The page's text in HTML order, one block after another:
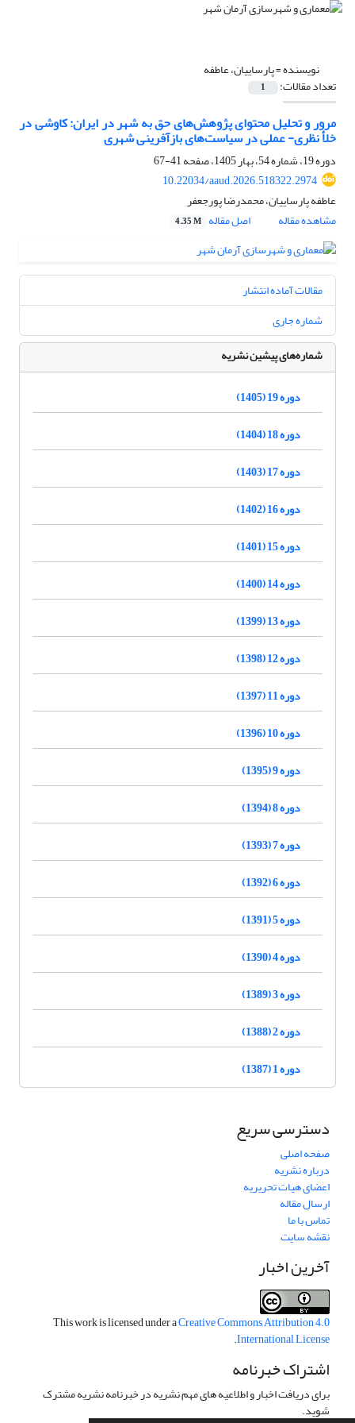
نویسنده =پارساییان، عاطفه
تعداد مقالات: 1
مرور و تحلیل محتوای پژوهش‌های حق به شهر در ایران: کاوشی در
خلأ نظری- عملی در سیاست‌های بازآفرینی شهری
دوره 19، شماره 54، بهار 1405، صفحه
41-67
10.22034/aaud.2026.518322.2974
عاطفه پارساییان، محمدرضا پورجعفر
مشاهده مقاله
اصل مقاله 4.35 M
مقالات آماده انتشار
شماره جاری
شماره‌های پیشین نشریه
دوره 19 (1405)
دوره 18 (1404)
دوره 17 (1403)
دوره 16 (1402)
دوره 15 (1401)
دوره 14 (1400)
دوره 13 (1399)
دوره 12 (1398)
دوره 11 (1397)
دوره 10 (1396)
دوره 9 (1395)
دوره 8 (1394)
دوره 7 (1393)
دوره 6 (1392)
دوره 5 (1391)
دوره 4 (1390)
دوره 3 (1389)
دوره 2 (1388)
دوره 1 (1387)
دسترسی سریع
صفحه اصلی
درباره نشریه
اعضای هیات تحریریه
ارسال مقاله
تماس با ما
نقشه سایت
آخرین اخبار
This work is licensed under aCreative Commons Attribution 4.0
International License
.
اشتراک خبرنامه
برای دریافت اخبار و اطلاعیه های مهم نشریه در خبرنامه نشریه مشترک
شوید.